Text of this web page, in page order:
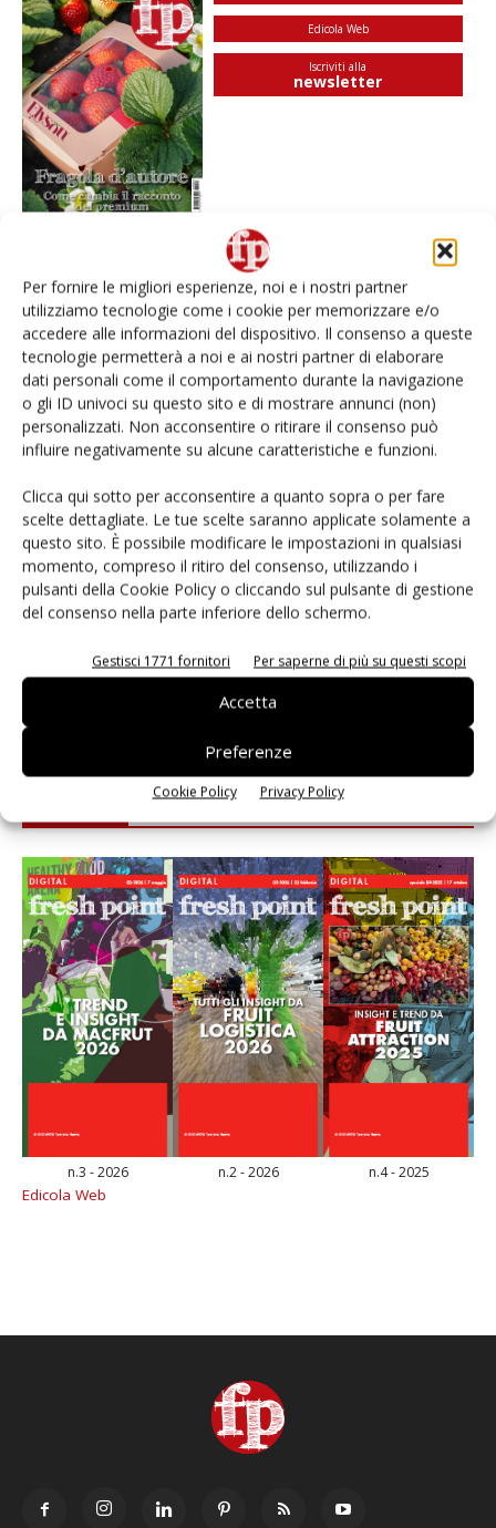
Per fornire le migliori esperienze, noi e i nostri partner
utilizziamo tecnologie come i cookie per memorizzare e/o
accedere alle informazioni del dispositivo. Il consenso a queste
tecnologie permetterà a noi e ai nostri partner di elaborare
dati personali come il comportamento durante la navigazione
o gli ID univoci su questo sito e di mostrare annunci (non)
personalizzati. Non acconsentire o ritirare il consenso può
influire negativamente su alcune caratteristiche e funzioni.
Clicca qui sotto per acconsentire a quanto sopra o per fare
scelte dettagliate. Le tue scelte saranno applicate solamente a
questo sito. È possibile modificare le impostazioni in qualsiasi
momento, compreso il ritiro del consenso, utilizzando i
pulsanti della Cookie Policy o cliccando sul pulsante di gestione
del consenso nella parte inferiore dello schermo.
Gestisci 1771 fornitori Per saperne di più su questi scopi
Accetta
Preferenze
Cookie Policy Privacy Policy
Edicola Web
Iscriviti alla
newsletter
I più visti
Spazio Conad: continua la conversione dei punti di
vendita
Non è una susina: è Metis… e può rivoluzionare la
categoria
Andamento prezzi ortofrutta in Italia al 27 luglio
2026
Leonardo Odorizzi: “Dobbiamo creare stupore nel
punto di vendita” #vocidellortofrutta
L’ortofrutta di Extra Supermercati tra localismo e
Ai #Repartofresh
n.3 - 2026 n.2 - 2026 n.4 - 2025
Edicola Web